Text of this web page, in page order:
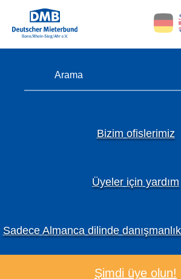
Bizim ofislerimiz
Üyeler için yardım
Sadece Almanca dilinde
Şimdi üye olun!